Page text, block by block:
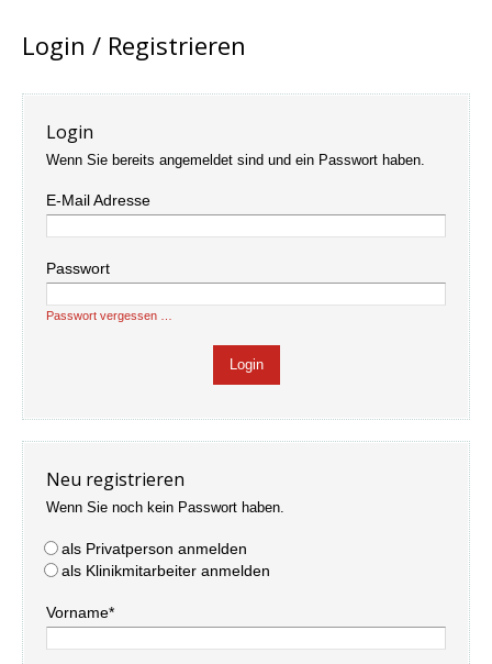
Login / Registrieren
Login
Wenn Sie bereits angemeldet sind und ein Passwort haben.
E-Mail Adresse
Passwort
Passwort vergessen …
Neu registrieren
Wenn Sie noch kein Passwort haben.
als Privatperson anmelden
als Klinikmitarbeiter anmelden
Vorname*